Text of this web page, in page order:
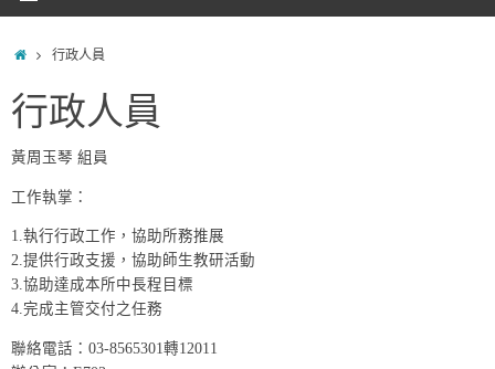
Home行政人員
行政人員
黃周玉琴 組員
工作執掌：
1.執行行政工作，協助所務推展
2.提供行政支援，協助師生教研活動
3.協助達成本所中長程目標
4.完成主管交付之任務
聯絡電話：03-8565301轉12011